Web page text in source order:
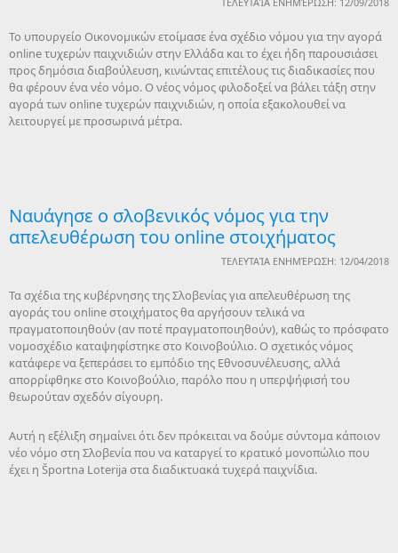
To υπουργείο Οικονομικών ετοίμασε ένα σχέδιο νόμου για την αγορά
online τυχερών παιχνιδιών στην Ελλάδα και το έχει ήδη παρουσιάσει
προς δημόσια διαβούλευση, κινώντας επιτέλους τις διαδικασίες που
θα φέρουν ένα νέο νόμο. Ο νέος νόμος φιλοδοξεί να βάλει τάξη στην
αγορά των online τυχερών παιχνιδιών, η οποία εξακολουθεί να
λειτουργεί με προσωρινά μέτρα.
Ναυάγησε ο σλοβενικός νόμος για την
απελευθέρωση του online στοιχήματος
ΤΕΛΕΥΤΑΊΑ ΕΝΗΜΈΡΩΣΗ: 12/04/2018
Τα σχέδια της κυβέρνησης της Σλοβενίας για απελευθέρωση της
αγοράς του online στοιχήματος θα αργήσουν τελικά να
πραγματοποιηθούν (αν ποτέ πραγματοποιηθούν), καθώς το πρόσφατο
νομοσχέδιο καταψηφίστηκε στο Κοινοβούλιο. Ο σχετικός νόμος
κατάφερε να ξεπεράσει το εμπόδιο της Εθνοσυνέλευσης, αλλά
απορρίφθηκε στο Κοινοβούλιο, παρόλο που η υπερψήφισή του
θεωρούταν σχεδόν σίγουρη.
Αυτή η εξέλιξη σημαίνει ότι δεν πρόκειται να δούμε σύντομα κάποιον
νέο νόμο στη Σλοβενία που να καταργεί το κρατικό μονοπώλιο που
έχει η Športna Loterija στα διαδικτυακά τυχερά παιχνίδια.